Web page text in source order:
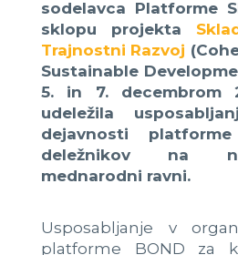
sodelavca Platforme
sklopu projekta
Trajnostni Razvoj
Sustainable
5. in 7. decembrom
udeležila
dejavnosti
deležnikov na
mednarodni ravni.
Usposabljanje v
platforme BOND za